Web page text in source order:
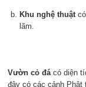
Khu nghệ thuậtcó
lãm.
Vườn cỏ đá có diện
đây có các cảnh Phật